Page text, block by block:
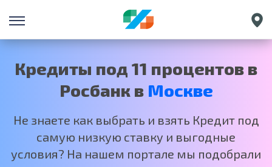
Санкт-Петербург
Краснодар
Нижний Новгород
Кредиты под 11 процентов в
Росбанк в Москве
Не знаете как выбрать и взять Кредит под
самую низкую ставку и выгодные
условия? На нашем портале мы подобрали